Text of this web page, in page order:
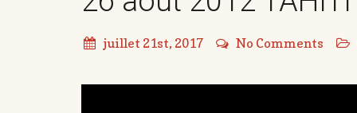
juillet 21st, 2017 No Comments